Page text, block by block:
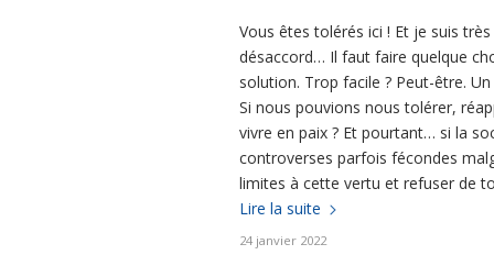
Vous êtes tolérés ici ! Et je suis
désaccord… Il faut faire quelque
solution. Trop facile ? Peut-être.
Si nous pouvions nous tolérer,
vivre en paix ? Et pourtant… si la
controverses parfois fécondes
limites à cette vertu et refuser de
Lire la suite
24 janvier 2022